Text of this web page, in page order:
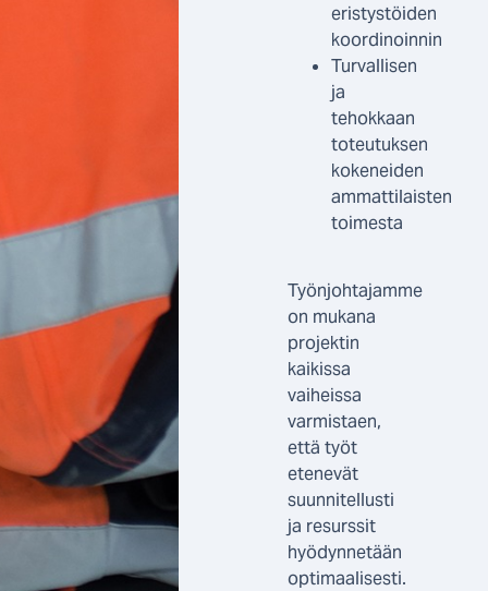
eristystöiden
koordinoinnin
Turvallisen
ja
tehokkaan
toteutuksen
kokeneiden
ammattilaisten
toimesta
Työnjohtajamme
on mukana
projektin
kaikissa
vaiheissa
varmistaen,
että työt
etenevät
suunnitellusti
ja resurssit
hyödynnetään
optimaalisesti.